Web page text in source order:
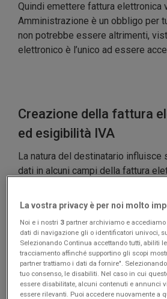
Quindi emettere fattura elettronica
Amministrazione è un obbligo per
non potrebbe essere altrimenti,
elettronico è l’unico ad essere
Creazione della fattura
ed esigibilità IVA
La natura del destinatario influisce
dati in alcuni campi della fattura
La vostra privacy è per noi molto
Noi e i nostri 3 partner archiviamo e
dati di navigazione gli o identificatori univoci,
Selezionando Continua accettando tutti, abiliti
tracciamento affinché supportino gli scopi
partner trattiamo i dati da fornire".
tuo consenso, le disabiliti. Nel caso in cui
essere disabilitate, alcuni contenuti e annunci
essere rilevanti. Puoi accedere nuovamente a